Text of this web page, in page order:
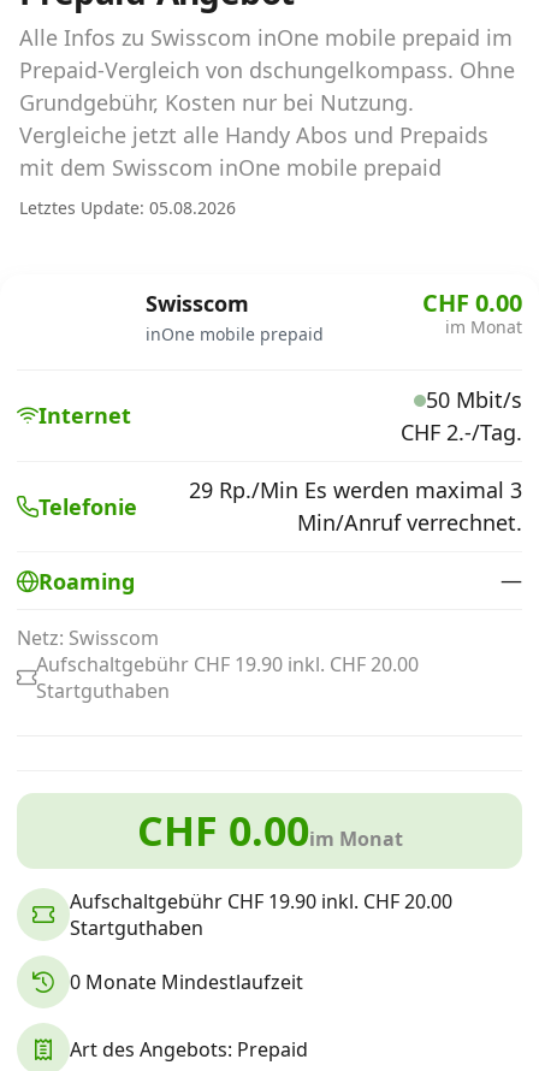
Abos für Tablets, Hotspots und Smart
Watches
Tarifrechner Handy-Abo
Der gute alte Tarifrechner im neuen Design
Infos
Mobilfunknetz Schweiz
Handy-Abo-Aktionen
wechseln
Internet, TV, Telefon
News
Forum
Über uns
Alle Infos zu Swisscom inOne mobile prepaid im
Prepaid-Vergleich von dschungelkompass. Ohne
Grundgebühr, Kosten nur bei Nutzung.
Vergleiche jetzt alle Handy Abos und Prepaids
mit dem Swisscom inOne mobile prepaid
Letztes Update: 05.08.2026
Swisscom
inOne mobile prepaid
CHF 0.00
im Monat
Internet
50 Mbit/s
CHF 2.-/Tag.
Telefonie
29 Rp./Min Es werden maximal 3
Min/Anruf verrechnet.
Roaming —
Netz: Swisscom
Aufschaltgebühr CHF 19.90 inkl. CHF 20.00
Startguthaben
CHF 0.00im Monat
Aufschaltgebühr CHF 19.90 inkl. CHF 20.00
Startguthaben
0 Monate Mindestlaufzeit
Art des Angebots: Prepaid